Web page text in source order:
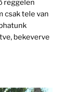
reggelen
csak tele van
bekeverve